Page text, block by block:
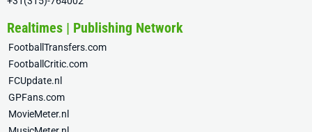
Realtimes | Publishing Network
FootballTransfers.com
FootballCritic.com
FCUpdate.nl
GPFans.com
MovieMeter.nl